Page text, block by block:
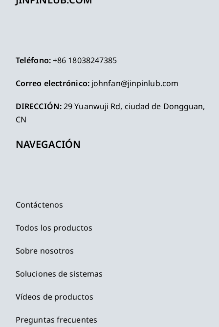
Teléfono:+86 18038247385
Correo electrónico: johnfan@jinpinlub.com
DIRECCIÓN:29 Yuanwuji Rd, ciudad de Dongguan,
CN
NAVEGACIÓN
Contáctenos
Todos los productos
Sobre nosotros
Soluciones de sistemas
Vídeos de productos
Preguntas frecuentes